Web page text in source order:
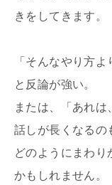
きをしてきます。
「そんなやり方
と反論が強い。
または、「あれは
話しが長くなるの
どのようにまわり
かもしれません。